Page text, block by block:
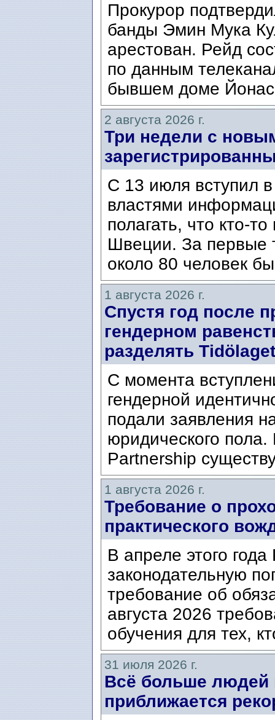
Прокурор
банды Эмин Мука
арестован. Рейд
по данным
бывшем доме
2 августа 2026 г.
Три недели с
С 13 июля вступил
властями
полагать, что кто-
Швеции. За первые
около 80 человек
1 августа 2026 г.
Спустя год после
гендерном
разделять
С момента
гендерной
подали заявления
юридического
Partnership
1 августа 2026 г.
Требование о
практического
В апреле этого
законодательную
требование об
августа 2026
обучения для тех,
31 июля 2026 г.
Всё больше
приближается